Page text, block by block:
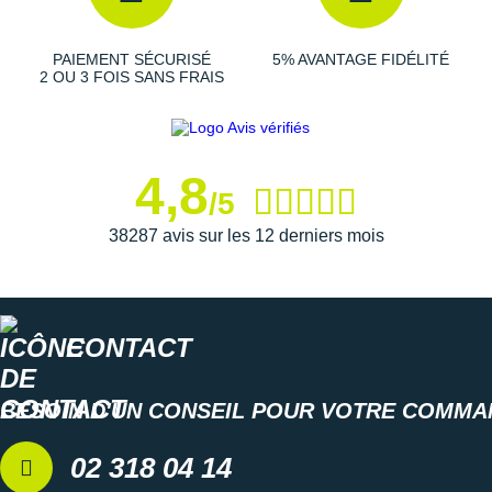
PAIEMENT SÉCURISÉ
2 OU 3 FOIS SANS FRAIS
5% AVANTAGE FIDÉLITÉ
4,8/5
38287 avis sur les 12 derniers mois
CONTACT
BESOIN D'UN CONSEIL POUR VOTRE
02 318 04 14